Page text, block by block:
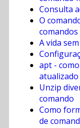
Consulta
O
comandos
A vida
apt -
atualizado
Unzip
comando
Como
de